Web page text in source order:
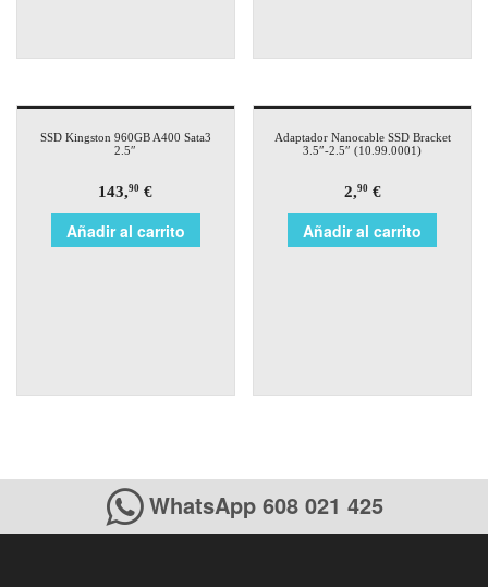
SSD Kingston 960GB A400 Sata3
2.5″
143,90 €
Añadir al carrito
Adaptador Nanocable SSD Bracket
3.5″-2.5″ (10.99.0001)
2,90€
Añadir al carrito
WhatsApp 608 021 425